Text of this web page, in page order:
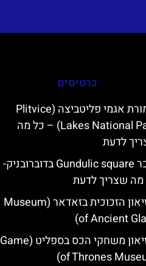
כרטיסים
שמורת אגמי פליטביצה (Plitvice
Lakes National Park) – כל מה
לדעת
כיכר Gundulic square בדוברובניק-
מה שצריך לדעת
מוזיאון הזכוכית בזאדאר (Museum
of Ancient
מוזיאון משחקי הכס בספליט (Game
of Thrones